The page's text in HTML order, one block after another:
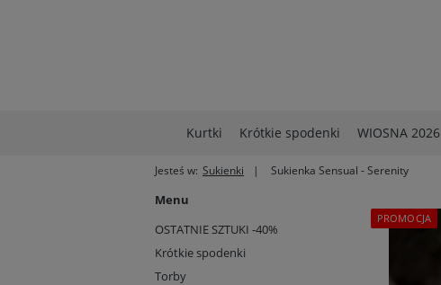
Kurtki Krótkie spodenki WIOSNA 2026
Jesteś w: Sukienki Sukienka Sensual - Serenity
Menu
OSTATNIE SZTUKI -40%
Krótkie spodenki
Torby
PROMOCJA